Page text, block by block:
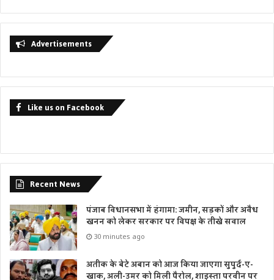
Advertisements
Like us on Facebook
Recent News
पंजाब विधानसभा में हंगामा: जमीन, सड़कों और अवैध
खनन को लेकर सरकार पर विपक्ष के तीखे सवाल
30 minutes ago
अतीक के बेटे अबान को आज किया जाएगा सुपुर्द-ए-
खाक, अली-उमर को मिली पैरोल, शाइस्ता परवीन पर